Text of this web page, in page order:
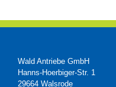
Wald Antriebe GmbH
Hanns-Hoerbiger-Str. 1
29664 Walsrode